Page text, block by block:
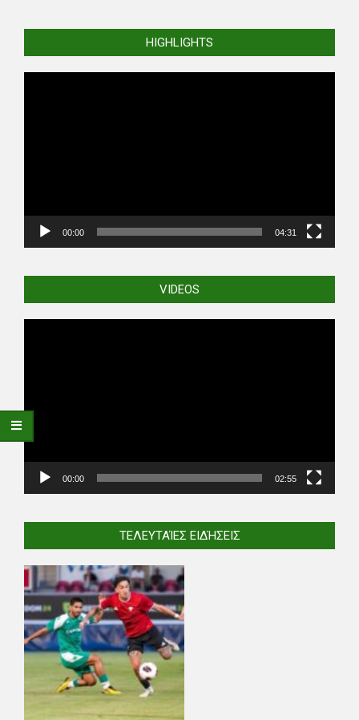
HIGHLIGHTS
00:00 04:31
VIDEOS
00:00 02:55
ΤΕΛΕΥΤΑΊΕΣ ΕΙΔΉΣΕΙΣ